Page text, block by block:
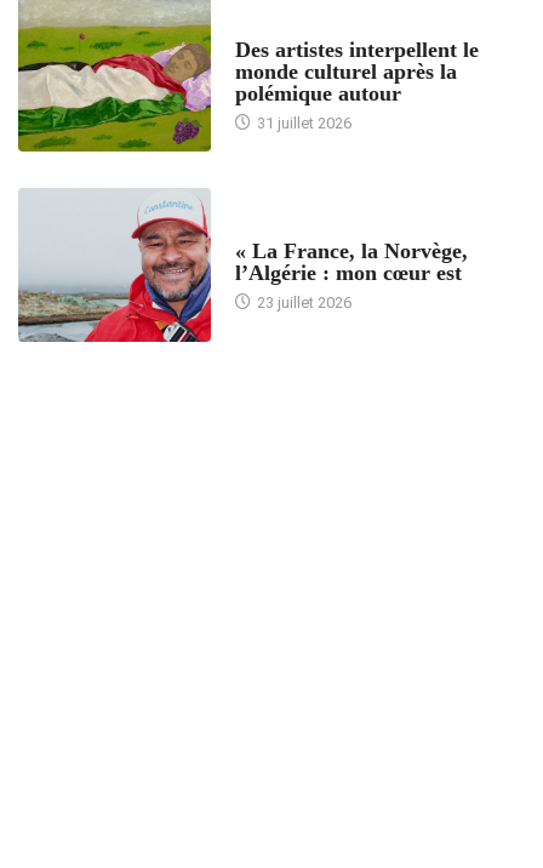
Des artistes interpellent le
monde culturel après la
polémique autour
31 juillet 2026
« La France, la Norvège,
l’Algérie : mon cœur est
23 juillet 2026